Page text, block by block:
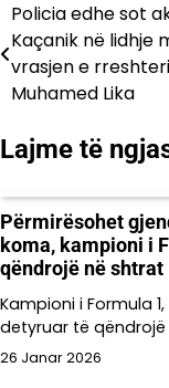
Lëvizje
te
postimet
Policia edhe sot
Kaçanik në lidhje
vrasjen e
Muhamed Lika
Lajme të
Përmirësohet
koma, kampioni i
qëndrojë në shtrat
Kampioni i Formula
detyruar të qëndrojë
26 Janar 2026